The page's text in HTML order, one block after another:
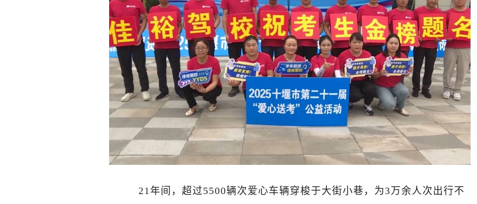
21年间，超过5500辆次爱心车辆穿梭于大街小巷，为3万余人次出行不